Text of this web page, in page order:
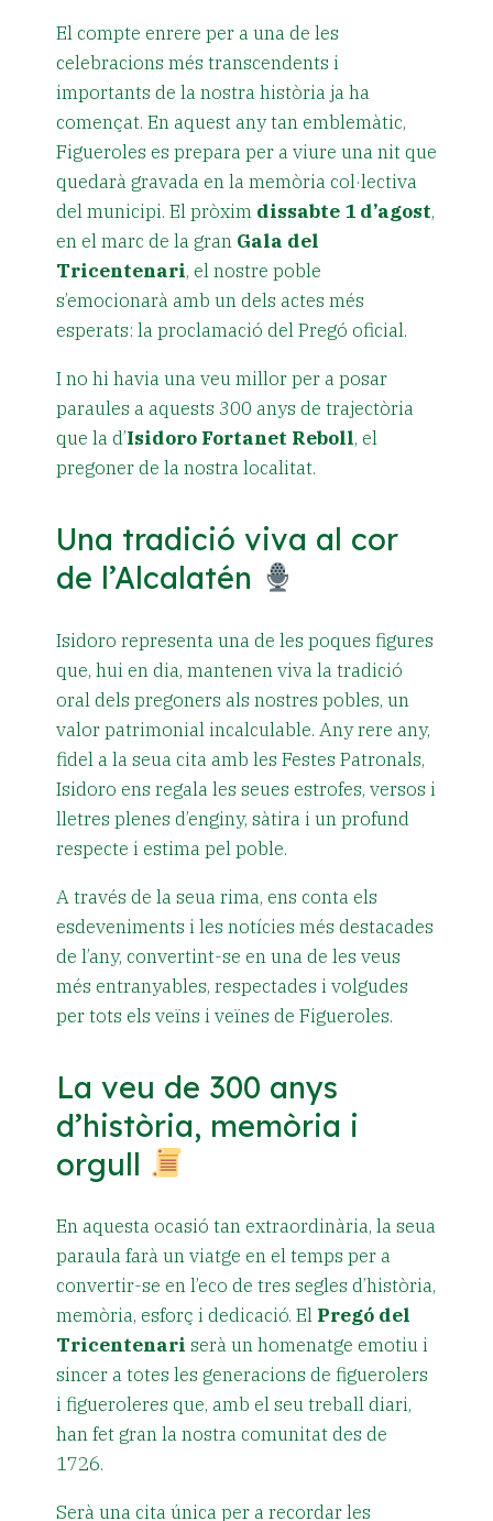
El compte enrere per a una de les
celebracions més transcendents i
importants de la nostra història ja ha
començat. En aquest any tan emblemàtic,
Figueroles es prepara per a viure una nit que
quedarà gravada en la memòria col·lectiva
del municipi. El pròxim dissabte 1 d’agost,
en el marc de la gran Gala del
Tricentenari, el nostre poble
s’emocionarà amb un dels actes més
esperats: la proclamació del Pregó oficial.
I no hi havia una veu millor per a posar
paraules a aquests 300 anys de trajectòria
que la d’Isidoro Fortanet Reboll, el
pregoner de la nostra localitat.
Una tradició viva al cor
de l’Alcalatén
Isidoro representa una de les poques figures
que, hui en dia, mantenen viva la tradició
oral dels pregoners als nostres pobles, un
valor patrimonial incalculable. Any rere any,
fidel a la seua cita amb les Festes Patronals,
Isidoro ens regala les seues estrofes, versos i
lletres plenes d’enginy, sàtira i un profund
respecte i estima pel poble.
A través de la seua rima, ens conta els
esdeveniments i les notícies més destacades
de l’any, convertint-se en una de les veus
més entranyables, respectades i volgudes
per tots els veïns i veïnes de Figueroles.
La veu de 300 anys
d’història, memòria i
orgull
En aquesta ocasió tan extraordinària, la seua
paraula farà un viatge en el temps per a
convertir-se en l’eco de tres segles d’història,
memòria, esforç i dedicació. El Pregó del
Tricentenari serà un homenatge emotiu i
sincer a totes les generacions de figuerolers
i figueroleres que, amb el seu treball diari,
han fet gran la nostra comunitat des de
1726.
Serà una cita única per a recordar les